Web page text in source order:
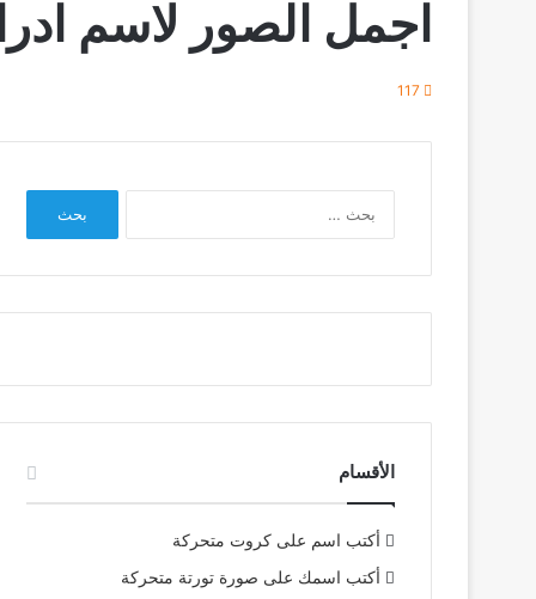
اجمل الصور لاسم
117
الأقسام
أكتب اسم على كروت متحركة
أكتب اسمك على صورة تورتة متحركة